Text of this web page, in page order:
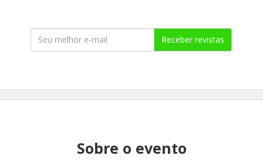
Receber revistas
Sobre o evento